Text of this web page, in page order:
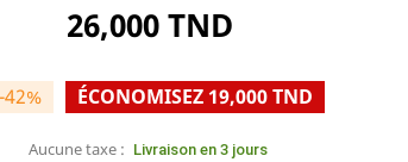
26,000 TND
-42% ÉCONOMISEZ 19,000 TND
Aucune taxe : Livraison en 3 jours